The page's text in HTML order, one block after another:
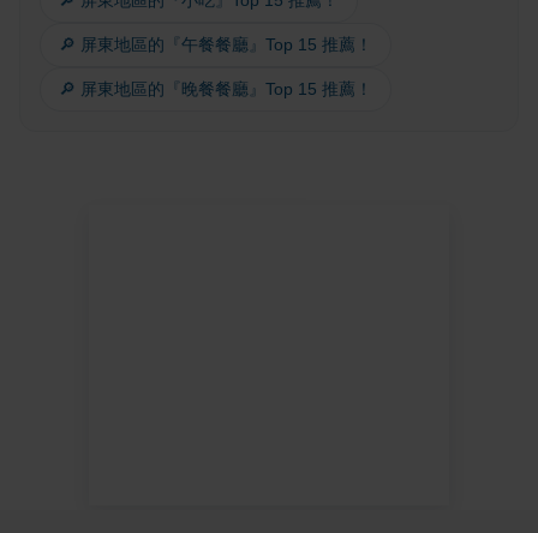
🔎 屏東地區的『午餐餐廳』Top 15 推薦！
🔎 屏東地區的『晚餐餐廳』Top 15 推薦！